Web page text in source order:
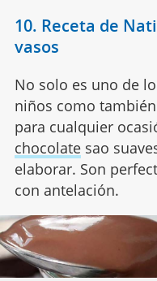
10. Receta de
vasos
No solo es uno de
niños como
para cualquier
chocolatesao
elaborar. Son
con antelación.